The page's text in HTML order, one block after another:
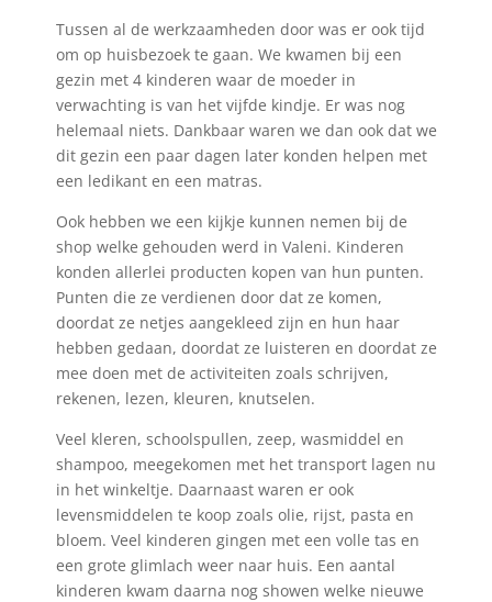
Tussen al de werkzaamheden door was er ook tijd
om op huisbezoek te gaan. We kwamen bij een
gezin met 4 kinderen waar de moeder in
verwachting is van het vijfde kindje. Er was nog
helemaal niets. Dankbaar waren we dan ook dat we
dit gezin een paar dagen later konden helpen met
een ledikant en een matras.
Ook hebben we een kijkje kunnen nemen bij de
shop welke gehouden werd in Valeni. Kinderen
konden allerlei producten kopen van hun punten.
Punten die ze verdienen door dat ze komen,
doordat ze netjes aangekleed zijn en hun haar
hebben gedaan, doordat ze luisteren en doordat ze
mee doen met de activiteiten zoals schrijven,
rekenen, lezen, kleuren, knutselen.
Veel kleren, schoolspullen, zeep, wasmiddel en
shampoo, meegekomen met het transport lagen nu
in het winkeltje. Daarnaast waren er ook
levensmiddelen te koop zoals olie, rijst, pasta en
bloem. Veel kinderen gingen met een volle tas en
een grote glimlach weer naar huis. Een aantal
kinderen kwam daarna nog showen welke nieuwe